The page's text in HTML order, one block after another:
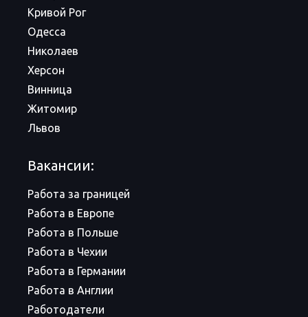
Кривой Рог
Одесса
Николаев
Херсон
Винница
Житомир
Львов
Вакансии:
Работа за границей
Работа в Европе
Работа в Польше
Работа в Чехии
Работа в Германии
Работа в Англии
Работодатели